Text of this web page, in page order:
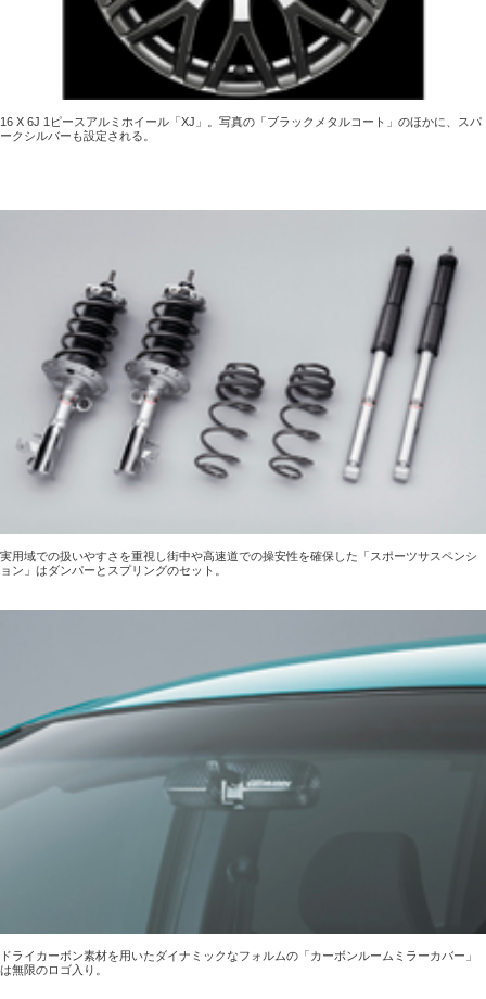
16 X 6J 1ピースアルミホイール「XJ」。写真の「ブラックメタルコート」のほかに、スパ
ークシルバーも設定される。
実用域での扱いやすさを重視し街中や高速道での操安性を確保した「スポーツサスペンシ
ョン」はダンパーとスプリングのセット。
ドライカーボン素材を用いたダイナミックなフォルムの「カーボンルームミラーカバー」
は無限のロゴ入り。